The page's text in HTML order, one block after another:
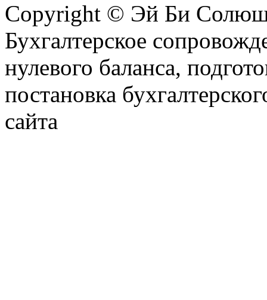
Copyright © Эй Би
Бухгалтерское
нулевого баланса,
постановка
сайта